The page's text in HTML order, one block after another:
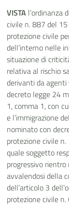
VISTA l’ordinanza
civile n. 887 del
protezione civile
dell’interno nelle
situazione di
relativa al rischio
derivanti da agenti
decreto legge 24
1, comma 1, con
e l’immigrazione
nominato con
protezione civile
quale soggetto
progressivo
avvalendosi della
dell’articolo 3
protezione civile